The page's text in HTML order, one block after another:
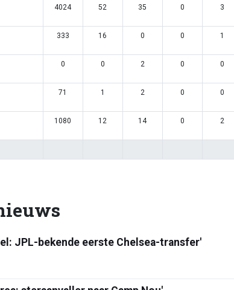
4024 52 35 0 3
333 16 0 0 1
0 0 2 0 0
71 1 2 0 0
1080 12 14 0 2
JPL-bekende eerste Chelsea-transfer'